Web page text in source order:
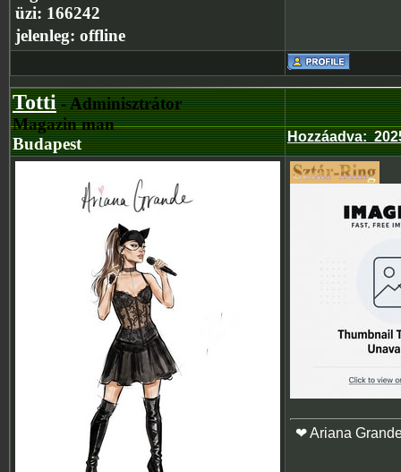
üzi: 166242
jelenleg: offline
Totti- Adminisztrátor
Magazin man
Budapest
Hozzáadva:
❤ Ariana